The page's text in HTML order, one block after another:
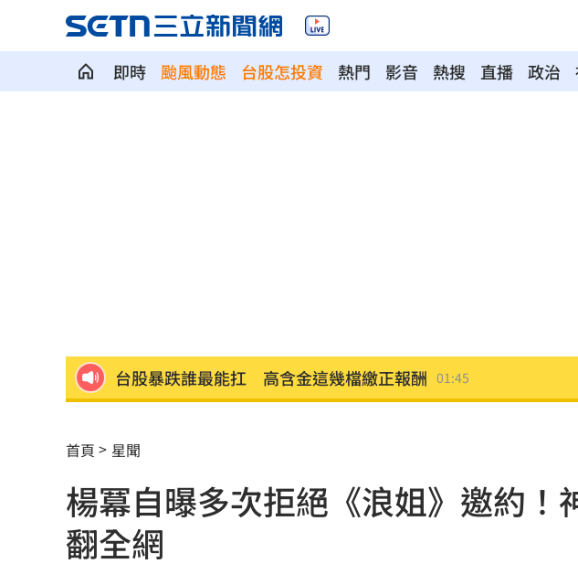
即時 颱風動態 台股怎投資 熱門 影音 熱搜 直播 政治
Q2獲利年增221% 愛普*EPS衝4.18元！ 01:20
定投10年翻逾5倍 這檔吸引存股族卡位！
新／四指齊揚！台指期飆破500點 00:48
慈濟遭詐10.6億元！全款拿回解方曝
首頁 星聞
楊冪自曝多次拒絕《浪姐》邀約！
翻全網